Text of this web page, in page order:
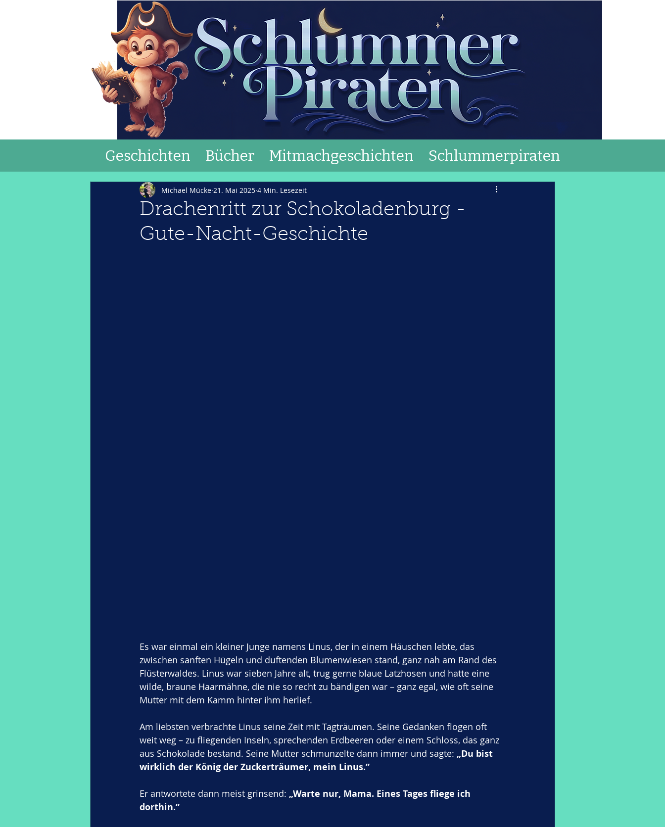
Geschichten Bücher Mitmachgeschichten Schlummerpiraten
Drachenritt zur Schokoladenburg -
Gute-Nacht-Geschichte
Michael Mücke 21. Mai 2025 4 Min. Lesezeit
Es war einmal ein kleiner Junge namens Linus, der in einem Häuschen lebte, das
zwischen sanften Hügeln und duftenden Blumenwiesen stand, ganz nah am Rand des
Flüsterwaldes. Linus war sieben Jahre alt, trug gerne blaue Latzhosen und hatte eine
wilde, braune Haarmähne, die nie so recht zu bändigen war – ganz egal, wie oft seine
Mutter mit dem Kamm hinter ihm herlief.
Am liebsten verbrachte Linus seine Zeit mit Tagträumen. Seine Gedanken flogen oft
weit weg – zu fliegenden Inseln, sprechenden Erdbeeren oder einem Schloss, das ganz
aus Schokolade bestand. Seine Mutter schmunzelte dann immer und sagte: „Du bist
wirklich der König der Zuckerträumer, mein Linus.“
Er antwortete dann meist grinsend: „Warte nur, Mama. Eines Tages fliege ich
dorthin.“